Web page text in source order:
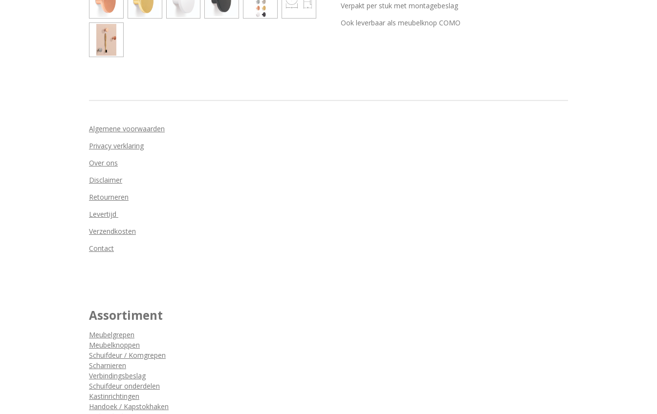
Verpakt per stuk met montagebeslag
Ook leverbaar als meubelknop COMO
Algemene voorwaarden
Privacy verklaring
Over ons
Disclaimer
Retourneren
Levertijd
Verzendkosten
Contact
Assortiment
Meubelgrepen
Meubelknoppen
Schuifdeur / Komgrepen
Scharnieren
Verbindingsbeslag
Schuifdeur onderdelen
Kastinrichtingen
Handoek / Kapstokhaken